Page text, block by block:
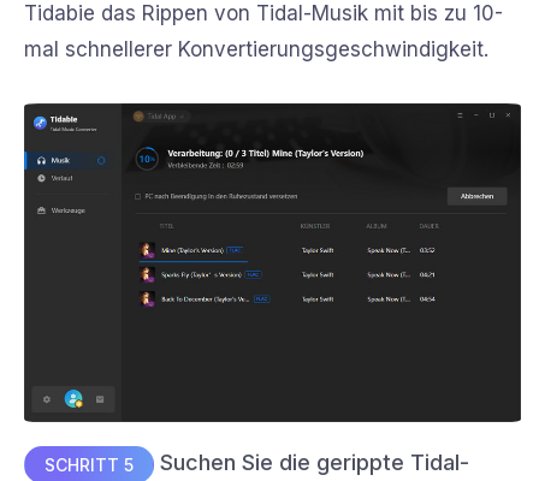
Tidabie das Rippen von Tidal-Musik mit bis zu 10-
mal schnellerer Konvertierungsgeschwindigkeit.
SCHRITT 5
Suchen Sie die gerippte Tidal-